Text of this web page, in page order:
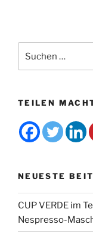
nach:
TEILEN
NEUESTE
CUP VERDE im
Nespresso-